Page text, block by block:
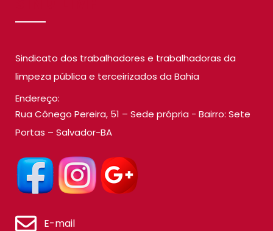
Sindicato dos trabalhadores e trabalhadoras da
limpeza pública e terceirizados da Bahia
Endereço:
Rua Cônego Pereira, 51 – Sede própria - Bairro: Sete
Portas – Salvador-BA
E-mail